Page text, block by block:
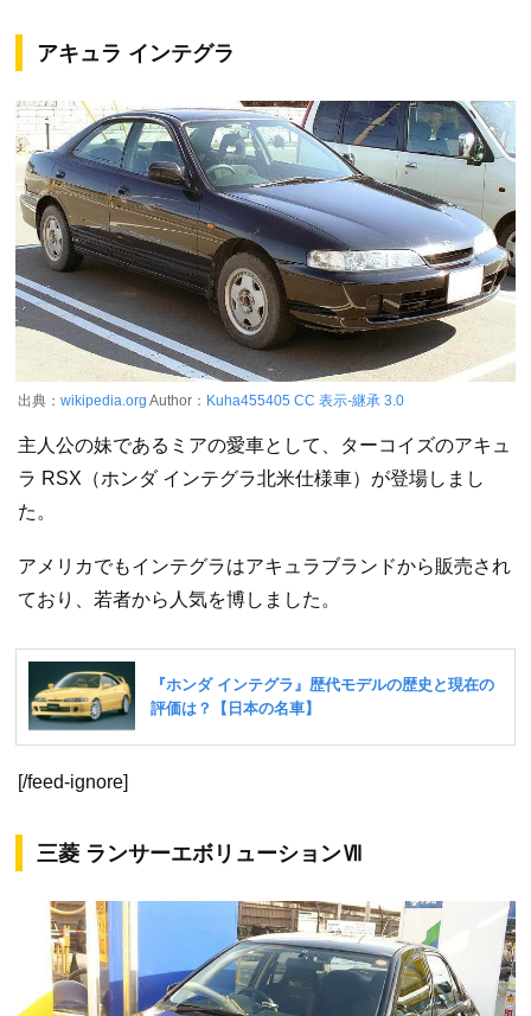
アキュラ インテグラ
出典： wikipedia.org Author： Kuha455405 CC 表示-継承 3.0
主人公の妹であるミアの愛車として、ターコイズのアキュ
ラ RSX（ホンダ インテグラ北米仕様車）が登場しまし
た。
アメリカでもインテグラはアキュラブランドから販売され
ており、若者から人気を博しました。
[/feed-ignore]
三菱 ランサーエボリューションⅦ